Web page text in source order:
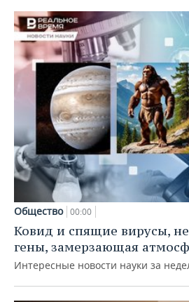
Общество 00:00
Ковид и спящие вирусы,
гены, замерзающая
Интересные новости науки за